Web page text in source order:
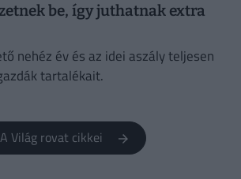
be, így juthatnak extra
nehéz év és az idei aszály teljesen
tartalékait.
A Világ rovat cikkei